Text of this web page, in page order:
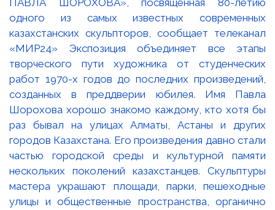
одного из самых известных современных
казахстанских скульпторов, сообщает телеканал
«МИР24» Экспозиция объединяет все этапы
творческого пути художника от студенческих
работ 1970-х годов до последних произведений,
созданных в преддверии юбилея. Имя Павла
Шорохова хорошо знакомо каждому, кто хотя бы
раз бывал на улицах Алматы, Астаны и других
городов Казахстана. Его произведения давно стали
частью городской среды и культурной памяти
нескольких поколений казахстанцев. Скульптуры
мастера украшают площади, парки, пешеходные
улицы и общественные пространства, органично